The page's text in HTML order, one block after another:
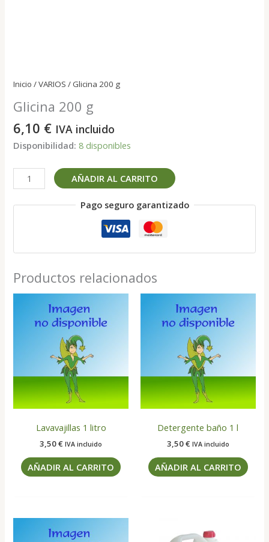
Inicio /VARIOS / Glicina 200 g
Glicina 200 g
6,10 € IVA incluido
Disponibilidad: 8 disponibles
Glicina
200
AÑADIR AL CARRITO
Pago seguro garantizado
Productos relacionados
Lavavajillas 1 litro
3,50€ IVA incluido
AÑADIR AL CARRITO
Detergente baño 1 l
3,50€ IVA incluido
AÑADIR AL CARRITO